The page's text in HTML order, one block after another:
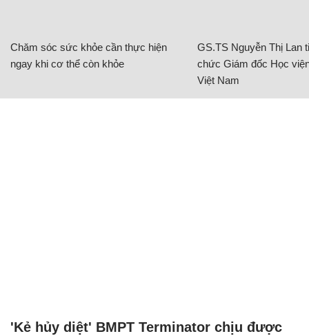
Chăm sóc sức khỏe cần thực hiện
ngay khi cơ thể còn khỏe
GS.TS Nguyễn Thị Lan
chức Giám đốc Học
Việt Nam
'Kẻ hủy diệt' BMPT Terminator chịu được